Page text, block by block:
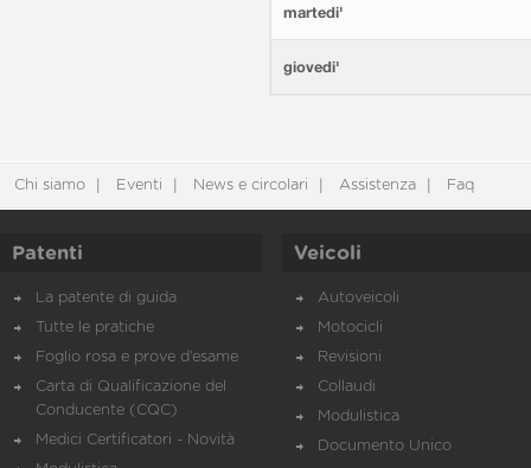
martedi'
giovedi'
Chi siamo Eventi News e circolari Assistenza Faq
Patenti
La patente di guida
Tutte le pratiche
Foglio rosa e prove d’esame
Carta di Qualificazione del
Conducente (CQC)
Medici Certificatori - Novità
Veicoli
Autoveicoli
Motocicli
Revisioni
Collaudi
Modulistica
Documento Unico